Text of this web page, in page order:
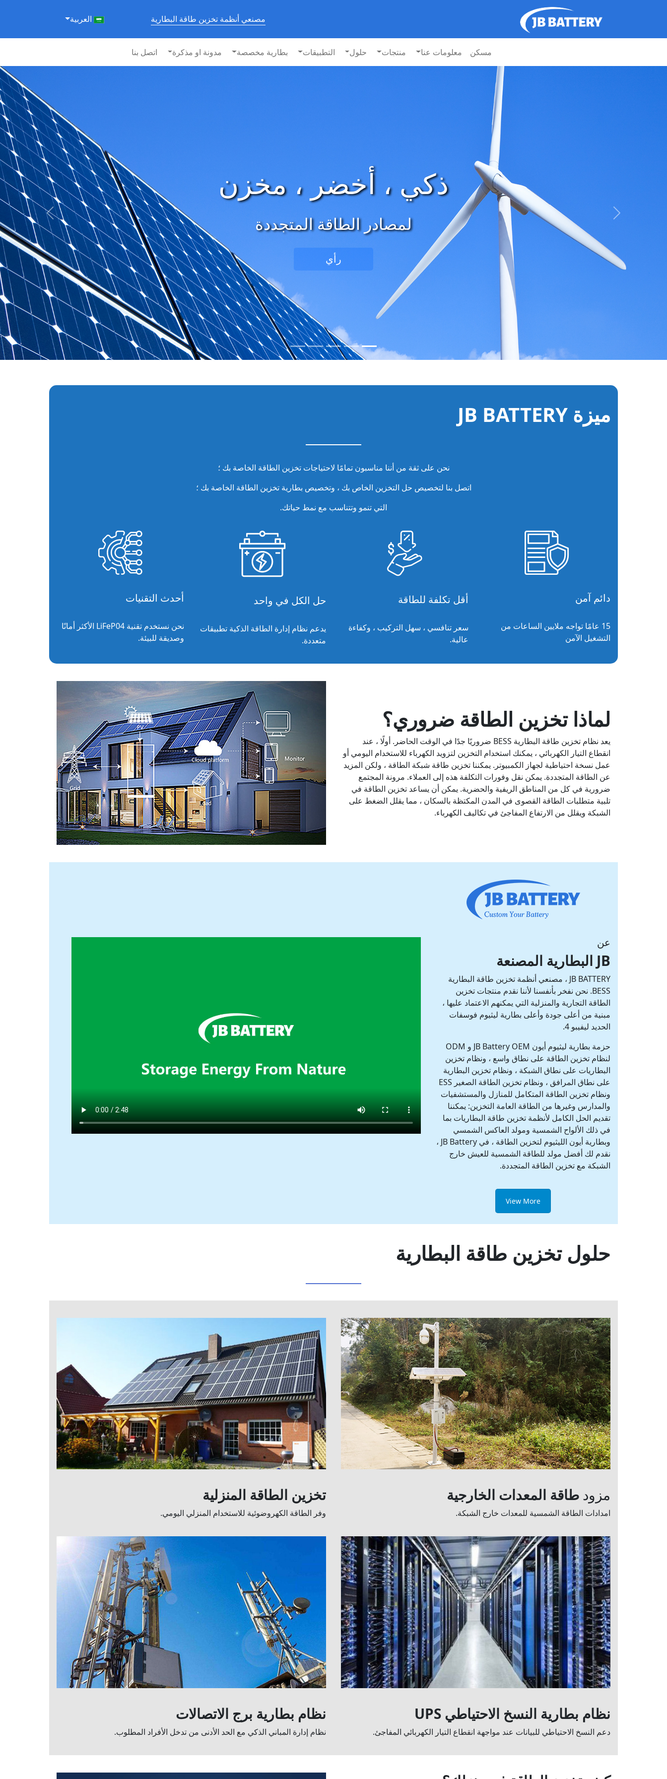
مصنعي أنظمة تخزين طاقة البطارية العربية
مسكن معلومات عنا منتجات حلول التطبيقات بطارية مخصصة مدونة او مذكرة اتصل بنا
نظام تخزين طاقة البطارية
تخزين الطاقة الشمسية وطاقة الرياح وتوفير الطاقة اليومية بشكل كاف.
رأي
سابق التالي
ميزة JB BATTERY
نحن على ثقة من أننا مناسبون تمامًا لاحتياجات تخزين الطاقة الخاصة بك ؛
اتصل بنا لتخصيص حل التخزين الخاص بك ، وتخصيص بطارية تخزين الطاقة الخاصة بك ؛
التي تنمو وتتناسب مع نمط حياتك.
أحدث التقنيات
نحن نستخدم تقنية LiFeP04 الأكثر أمانًا
وصديقة للبيئة.
حل الكل في واحد
يدعم نظام إدارة الطاقة الذكية تطبيقات
متعددة.
أقل تكلفة للطاقة
سعر تنافسي ، سهل التركيب ، وكفاءة
عالية.
دائم آمن
15 عامًا تواجه ملايين الساعات من
التشغيل الآمن
لماذا تخزين الطاقة ضروري؟
يعد نظام تخزين طاقة البطارية BESS ضروريًا جدًا في الوقت الحاضر. أولًا ، عند
انقطاع التيار الكهربائي ، يمكنك استخدام التخزين لتزويد الكهرباء للاستخدام اليومي أو
عمل نسخة احتياطية لجهاز الكمبيوتر. يمكننا تخزين طاقة شبكة الطاقة ، ولكن المزيد
عن الطاقة المتجددة. يمكن نقل وفورات التكلفة هذه إلى العملاء. مرونة المجتمع
ضرورية في كل من المناطق الريفية والحضرية. يمكن أن يساعد تخزين الطاقة في
تلبية متطلبات الطاقة القصوى في المدن المكتظة بالسكان ، مما يقلل الضغط على
الشبكة ويقلل من الارتفاع المفاجئ في تكاليف الكهرباء.
عن
JB البطارية المصنعة
JB BATTERY ، مصنعي أنظمة تخزين طاقة البطارية
BESS. نحن نفخر بأنفسنا لأننا نقدم منتجات تخزين
الطاقة التجارية والمنزلية التي يمكنهم الاعتماد عليها ،
مبنية من أعلى جودة وأعلى بطارية ليثيوم فوسفات
الحديد ليفيبو 4.
حزمة بطارية ليثيوم أيون JB Battery OEM و ODM
لنظام تخزين الطاقة على نطاق واسع ، ونظام تخزين
البطاريات على نطاق الشبكة ، ونظام تخزين البطارية
على نطاق المرافق ، ونظام تخزين الطاقة الصغير ESS
ونظام تخزين الطاقة المتكامل للمنازل والمستشفيات
والمدارس وغيرها من الطاقة العامة التخزين: يمكننا
تقديم الحل الكامل لأنظمة تخزين طاقة البطاريات بما
في ذلك الألواح الشمسية ومولد العاكس الشمسي
وبطارية أيون الليثيوم لتخزين الطاقة ، في JB Battery ،
نقدم لك أفضل مولد للطاقة الشمسية للعيش خارج
الشبكة مع تخزين الطاقة المتجددة.
View More
حلول تخزين طاقة البطارية
تخزين الطاقة المنزلية
وفر الطاقة الكهروضوئية للاستخدام المنزلي اليومي.
نظام بطارية برج الاتصالات
نظام إدارة المباني الذكي مع الحد الأدنى من تدخل الأفراد المطلوب.
مزود طاقة المعدات الخارجية
امدادات الطاقة الشمسية للمعدات خارج الشبكة.
نظام بطارية النسخ الاحتياطي UPS
دعم النسخ الاحتياطي للبيانات عند مواجهة انقطاع التيار الكهربائي المفاجئ.